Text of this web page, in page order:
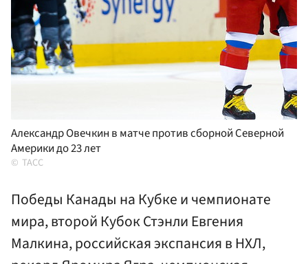
Александр Овечкин в матче против сборной Северной
Америки до 23 лет
ТАСС
Победы Канады на Кубке и чемпионате
мира, второй Кубок Стэнли Евгения
Малкина, российская экспансия в НХЛ,